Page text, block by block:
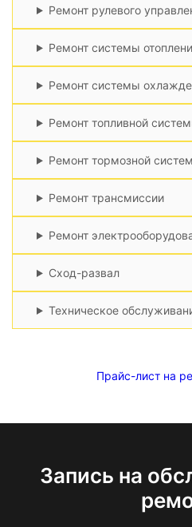
Ремонт рулевого
Ремонт системы
Ремонт системы
Ремонт топливной
Ремонт тормозной
Ремонт трансмиссии
Ремонт
Сход-развал
Техническое
Прайс-лист на
Запись на